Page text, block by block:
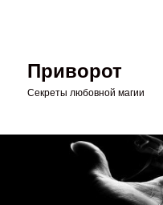
Приворот
Секреты любовной магии